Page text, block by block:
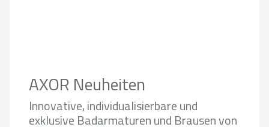
AXOR Neuheiten
Innovative, individualisierbare und
exklusive Badarmaturen und Brausen von